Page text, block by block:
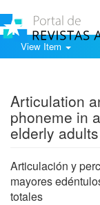
View Item
Articulation
phoneme in
elderly
Articulación y
mayores
totales